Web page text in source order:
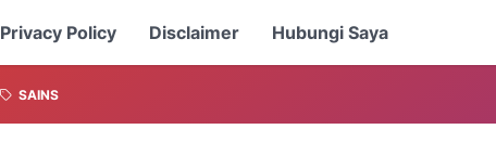
Privacy Policy Disclaimer Hubungi Saya
SAINS